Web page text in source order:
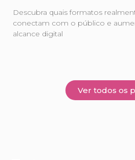
Descubra quais formatos
conectam com o público e
alcance digital
Ver todos os